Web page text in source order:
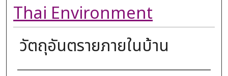
Thai Environment
วัตถุอันตรายภายในบ้าน